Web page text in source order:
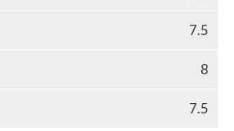
7.5
8
7.5